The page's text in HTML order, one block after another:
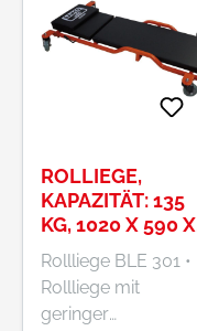
ROLLIEGE,
KAPAZITÄT: 135
KG, 1020 X 590 X
120 MM
Rollliege BLE 301 •
Rollliege mit
geringer